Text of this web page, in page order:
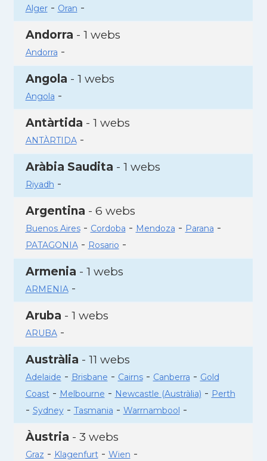
Alger- Oran -
Andorra - 1 webs
Andorra -
Angola - 1 webs
Angola -
Antàrtida - 1 webs
ANTÀRTIDA-
Aràbia Saudita - 1 webs
Riyadh -
Argentina - 6 webs
Buenos Aires- Cordoba - Mendoza - Parana -
PATAGONIA- Rosario -
Armenia - 1 webs
ARMENIA-
Aruba - 1 webs
ARUBA-
Austràlia - 11 webs
Adelaide - Brisbane - Cairns- Canberra - Gold
Coast- Melbourne - Newcastle (Austràlia) - Perth
- Sydney- Tasmania - Warrnambool -
Àustria - 3 webs
Graz - Klagenfurt- Wien -